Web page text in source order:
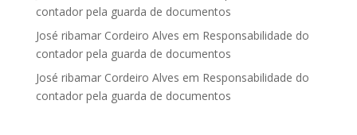
contador pela guarda de documentos
José ribamar Cordeiro Alves em Responsabilidade do
contador pela guarda de documentos
José ribamar Cordeiro Alves em Responsabilidade do
contador pela guarda de documentos